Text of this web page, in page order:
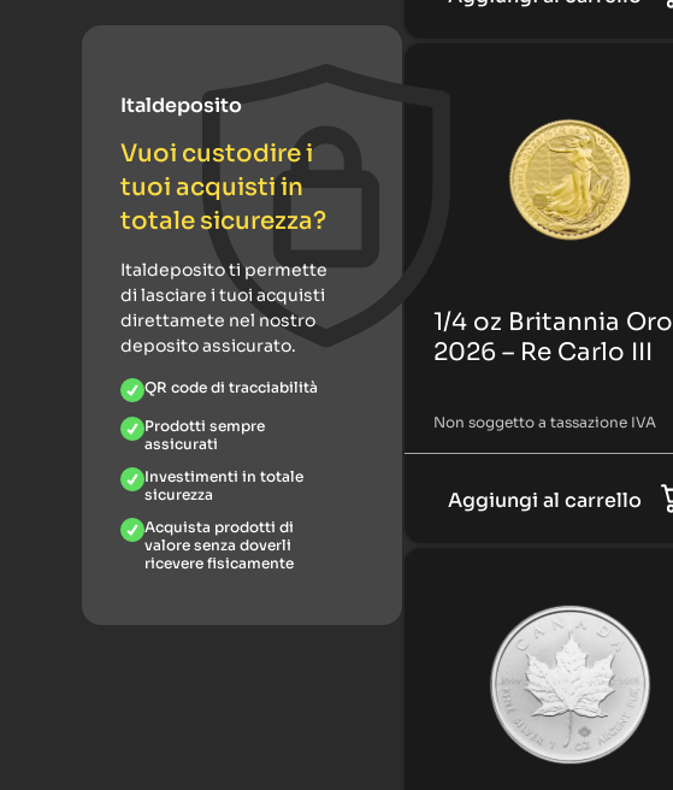
Italdeposito
Vuoi custodire i
tuoi acquisti in
totale sicurezza?
Italdeposito ti permette
di lasciare i tuoi acquisti
direttamete nel nostro
deposito assicurato.
QR code di tracciabilità
Prodotti sempre
assicurati
Investimenti in totale
sicurezza
Acquista prodotti di
valore senza doverli
ricevere fisicamente
1/4 oz Britannia Oro
2026 – Re Carlo III
Non soggetto a tassazione IVA
Aggiungi al carrello